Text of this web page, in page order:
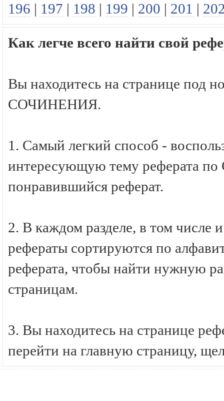
196 | 197 | 198 | 199 | 200 | 201 |
Как легче всего найти свой
Вы находитесь на странице под
СОЧИНЕНИЯ.
1. Самый легкий способ -
интересующую тему реферата
понравившийся реферат.
2. В каждом разделе, в том
рефераты сортируются по
реферата, чтобы найти нужную
страницам.
3. Вы находитесь на странице
перейти на главную страницу,